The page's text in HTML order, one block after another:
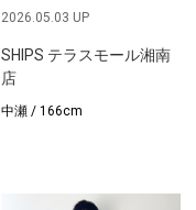
2026.05.03 UP
SHIPS テラスモール湘南
店
中瀬 / 166cm